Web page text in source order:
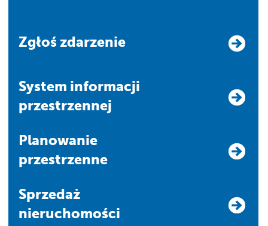
Zgłoś zdarzenie
system informacji
przestrzennej
Planowanie
przestrzenne
Sprzedaż
nieruchomości